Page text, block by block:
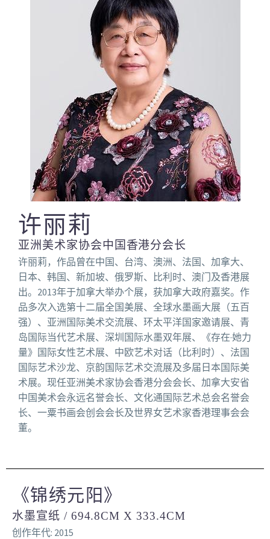
许丽莉
亚洲美术家协会中国香港分会长
许丽莉，作品曾在中国、台湾、澳洲、法国、加拿大、
日本、韩国、新加坡、俄罗斯、比利时、澳门及香港展
出。2013年于加拿大举办个展，获加拿大政府嘉奖。作
品多次入选第十二届全国美展、全球水墨画大展（五百
强）、亚洲国际美术交流展、环太平洋国家邀请展、青
岛国际当代艺术展、深圳国际水墨双年展、《存在·她力
量》国际女性艺术展、中欧艺术对话（比利时）、法国
国际艺术沙龙、京韵国际艺术交流展及多届日本国际美
术展。现任亚洲美术家协会香港分会会长、加拿大安省
中国美术会永远名誉会长、文化通国际艺术总会名誉会
长、一粟书画会创会会长及世界女艺术家香港理事会会
董。
《锦绣元阳》
水墨宣纸 / 694.8CM X 333.4CM
创作年代: 2015